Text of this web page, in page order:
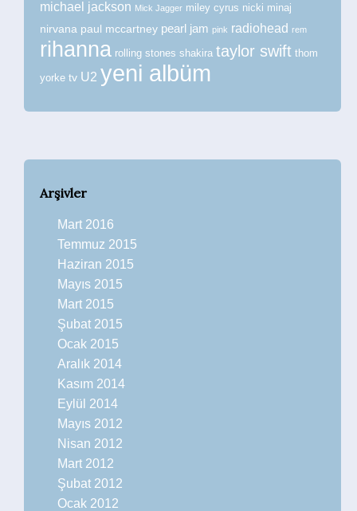
michael jackson Mick Jagger miley cyrus nicki minaj
nirvana paul mccartney pearl jam pink radiohead rem
rihanna rolling stones shakira taylor swift thom
yorke tv U2 yeni albüm
Arşivler
Mart 2016
Temmuz 2015
Haziran 2015
Mayıs 2015
Mart 2015
Şubat 2015
Ocak 2015
Aralık 2014
Kasım 2014
Eylül 2014
Mayıs 2012
Nisan 2012
Mart 2012
Şubat 2012
Ocak 2012